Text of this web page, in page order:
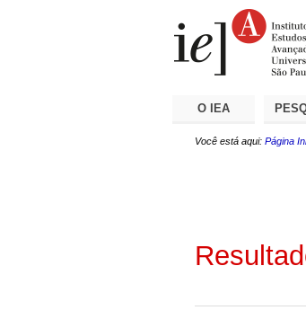
O IEA
Você está aqui: Página